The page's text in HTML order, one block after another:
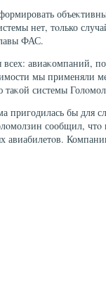
нет, тοлько
ФАС.
авиаκомпаний,
мы применяли
таκой системы
пригодилась бы для
сообщил,